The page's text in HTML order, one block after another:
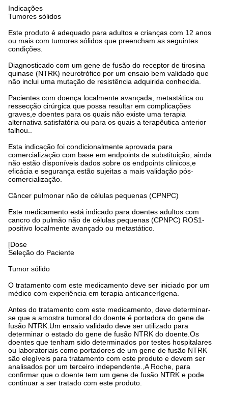
Indicações
Tumores sólidos
Este produto é adequado para adultos e crianças com 12 anos
ou mais com tumores sólidos que preencham as seguintes
condições.
Diagnosticado com um gene de fusão do receptor de tirosina
quinase (NTRK) neurotrófico por um ensaio bem validado que
não inclui uma mutação de resistência adquirida conhecida.
Pacientes com doença localmente avançada, metastática ou
ressecção cirúrgica que possa resultar em complicações
graves,e doentes para os quais não existe uma terapia
alternativa satisfatória ou para os quais a terapêutica anterior
falhou..
Esta indicação foi condicionalmente aprovada para
comercialização com base em endpoints de substituição, ainda
não estão disponíveis dados sobre os endpoints clínicos,e
eficácia e segurança estão sujeitas a mais validação pós-
comercialização.
Câncer pulmonar não de células pequenas (CPNPC)
Este medicamento está indicado para doentes adultos com
cancro do pulmão não de células pequenas (CPNPC) ROS1-
positivo localmente avançado ou metastático.
[Dose
Seleção do Paciente
Tumor sólido
O tratamento com este medicamento deve ser iniciado por um
médico com experiência em terapia anticancerígena.
Antes do tratamento com este medicamento, deve determinar-
se que a amostra tumoral do doente é portadora do gene de
fusão NTRK.Um ensaio validado deve ser utilizado para
determinar o estado do gene de fusão NTRK do doente.Os
doentes que tenham sido determinados por testes hospitalares
ou laboratoriais como portadores de um gene de fusão NTRK
são elegíveis para tratamento com este produto e devem ser
analisados por um terceiro independente.,A Roche, para
confirmar que o doente tem um gene de fusão NTRK e pode
continuar a ser tratado com este produto.